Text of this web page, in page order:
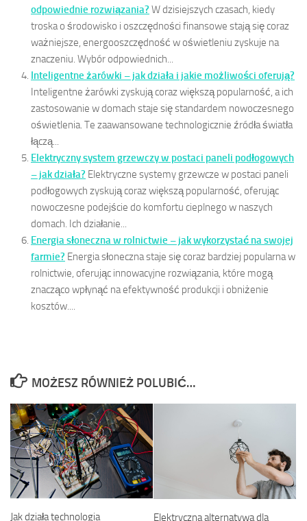
odpowiednie rozwiązania? W dzisiejszych czasach, kiedy
troska o środowisko i oszczędności finansowe stają się coraz
ważniejsze, energooszczędność w oświetleniu zyskuje na
znaczeniu. Wybór odpowiednich...
Inteligentne żarówki – jak działa i jakie możliwości oferują?
Inteligentne żarówki zyskują coraz większą popularność, a ich
zastosowanie w domach staje się standardem nowoczesnego
oświetlenia. Te zaawansowane technologicznie źródła światła
łączą...
Elektryczny system grzewczy w postaci paneli podłogowych
– jak działa? Elektryczne systemy grzewcze w postaci paneli
podłogowych zyskują coraz większą popularność, oferując
nowoczesne podejście do komfortu cieplnego w naszych
domach. Ich działanie...
Energia słoneczna w rolnictwie – jak wykorzystać na swojej
farmie? Energia słoneczna staje się coraz bardziej popularna w
rolnictwie, oferując innowacyjne rozwiązania, które mogą
znacząco wpłynąć na efektywność produkcji i obniżenie
kosztów....
MOŻESZ RÓWNIEŻ POLUBIĆ…
Jak działa technologia Elektryczna alternatywa dla